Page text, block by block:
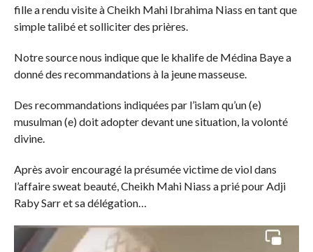
fille a rendu visite à Cheikh Mahi Ibrahima Niass en tant que
simple talibé et solliciter des prières.
Notre source nous indique que le khalife de Médina Baye a
donné des recommandations à la jeune masseuse.
Des recommandations indiquées par l’islam qu’un (e)
musulman (e) doit adopter devant une situation, la volonté
divine.
Après avoir encouragé la présumée victime de viol dans
l’affaire sweat beauté, Cheikh Mahi Niass a prié pour Adji
Raby Sarr et sa délégation…